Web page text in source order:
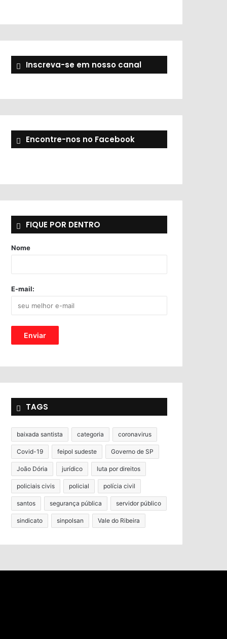
Inscreva-se em nosso canal
Encontre-nos no Facebook
FIQUE POR DENTRO
Nome
E-mail:
TAGS
baixada santista categoria coronavirus
Covid-19 feipol sudeste Governo de SP
João Dória jurídico luta por direitos
policiais civis policial polícia civil
santos segurança pública servidor público
sindicato sinpolsan Vale do Ribeira